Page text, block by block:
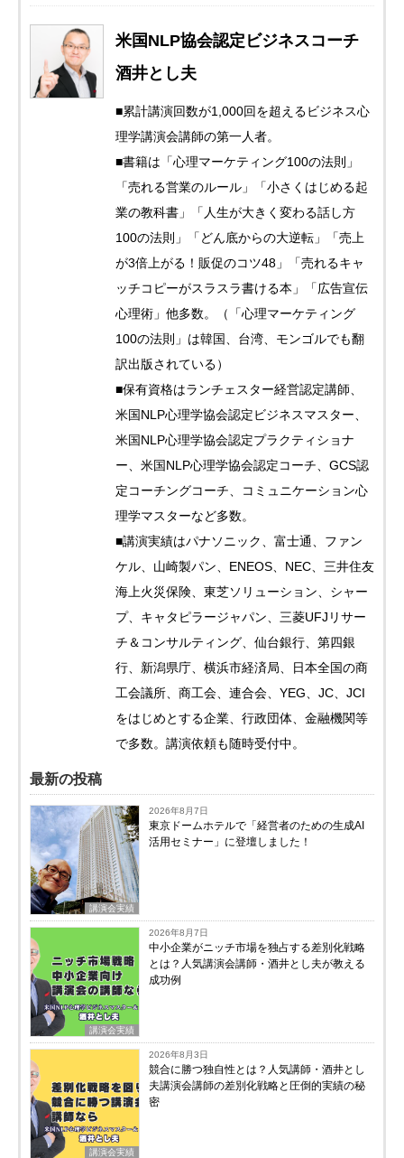
米国NLP協会認定ビジネスコーチ
酒井とし夫
■累計講演回数が1,000回を超えるビジネス心
理学講演会講師の第一人者。
■書籍は「心理マーケティング100の法則」
「売れる営業のルール」「小さくはじめる起
業の教科書」「人生が大きく変わる話し方
100の法則」「どん底からの大逆転」「売上
が3倍上がる！販促のコツ48」「売れるキャ
ッチコピーがスラスラ書ける本」「広告宣伝
心理術」他多数。（「心理マーケティング
100の法則」は韓国、台湾、モンゴルでも翻
訳出版されている）
■保有資格はランチェスター経営認定講師、
米国NLP心理学協会認定ビジネスマスター、
米国NLP心理学協会認定プラクティショナ
ー、米国NLP心理学協会認定コーチ、GCS認
定コーチングコーチ、コミュニケーション心
理学マスターなど多数。
■講演実績はパナソニック、富士通、ファン
ケル、山崎製パン、ENEOS、NEC、三井住友
海上火災保険、東芝ソリューション、シャー
プ、キャタピラージャパン、三菱UFJリサー
チ＆コンサルティング、仙台銀行、第四銀
行、新潟県庁、横浜市経済局、日本全国の商
工会議所、商工会、連合会、YEG、JC、JCI
をはじめとする企業、行政団体、金融機関等
で多数。講演依頼も随時受付中。
最新の投稿
講演会実績
2026年8月7日
東京ドームホテルで「経営者のための生成AI
活用セミナー」に登壇しました！
講演会実績
2026年8月7日
中小企業がニッチ市場を独占する差別化戦略
とは？人気講演会講師・酒井とし夫が教える
成功例
講演会実績
2026年8月3日
競合に勝つ独自性とは？人気講師・酒井とし
夫講演会講師の差別化戦略と圧倒的実績の秘
密